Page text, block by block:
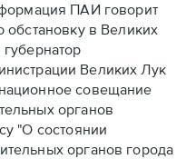
ПАИ говорит
в Великих
Великих Лук
совещание
органов
"О состоянии
органов города